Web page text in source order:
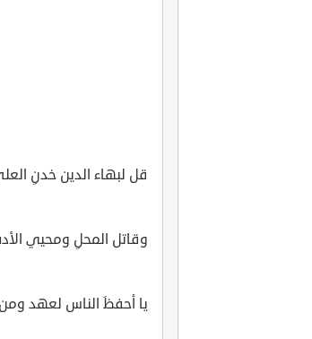
قل لبهاء الدين خدنِ
وقاتل المحلِ ومحيي
يا أحفظَ الناس لعهد ومن